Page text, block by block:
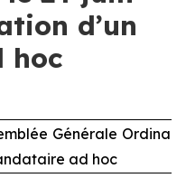
d’un
hoc
Générale
ad hoc